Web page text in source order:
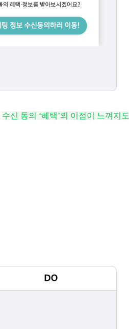
수신 동의 ‘혜택’의 이점이 느껴지도